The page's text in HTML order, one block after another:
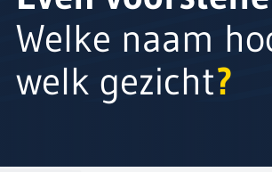
Zelfde
Welke naam
welk gezicht?